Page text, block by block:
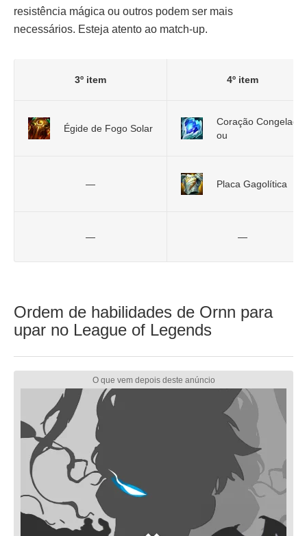
resistência mágica ou outros podem ser mais
necessários. Esteja atento ao match-up.
3º item 4º item
Égide de Fogo Solar
Coração Congelado
ou
— Placa Gagolítica
— —
Ordem de habilidades de Ornn para
upar no League of Legends